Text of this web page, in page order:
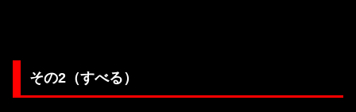
その2（すべる）